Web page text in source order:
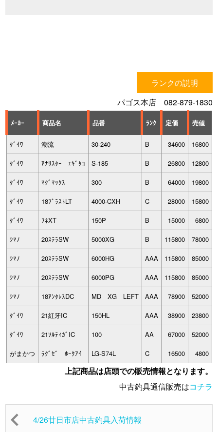
ランクの説明
パゴス本店 082-879-1830
ﾒｰｶｰ 商品名 品番 ﾗﾝｸ 定価 売値
ﾀﾞｲﾜ 潮流 30-240 B 34600 16800
ﾀﾞｲﾜ ｱﾅﾘｽﾀｰ ｴｷﾞﾀｺ S-185 B 26800 12800
ﾀﾞｲﾜ ﾏｸﾞﾏｯｸｽ 300 B 64000 19800
ﾀﾞｲﾜ 18ﾌﾞﾗｽﾄLT 4000-CXH C 28000 15800
ﾀﾞｲﾜ ﾌﾈXT 150P B 15000 6800
ｼﾏﾉ 20ｽﾃﾗSW 5000XG B 115800 78000
ｼﾏﾉ 20ｽﾃﾗSW 6000HG AAA 115800 85000
ｼﾏﾉ 20ｽﾃﾗSW 6000PG AAA 115800 85000
ｼﾏﾉ 18ｱﾝﾀﾚｽDC MD XG LEFT AAA 78900 52000
ﾀﾞｲﾜ 21紅牙IC 150HL AAA 38900 23800
ﾀﾞｲﾜ 21ｿﾙﾃｨｶﾞIC 100 AA 67000 52000
がまかつ ﾗｸﾞｾﾞ ﾎｰｸｱｲ LG-S74L C 16500 4800
上記商品は店頭での販売情報となります。
中古釣具通信販売はコチラ
4/26廿日市店中古釣具入荷情報